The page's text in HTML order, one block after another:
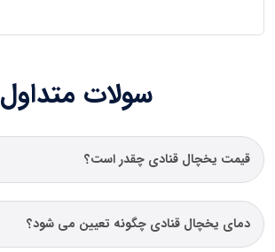
سولات متداول
قیمت یخچال قنادی چقدر است؟
دمای یخچال قنادی چگونه تعیین می شود؟